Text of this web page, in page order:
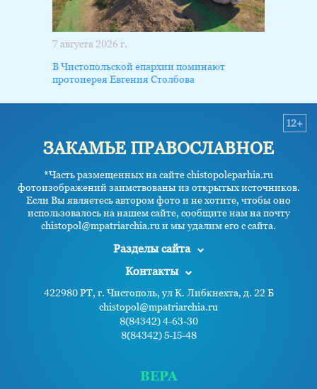
7 августа 2026 г.
В Чистопольской епархии поминают
протоиерея Евгения Столбова
ЗАКАМЬЕ ПРАВОСЛАВНОЕ
*Часть размещенных на сайте chistopoleparhia.ru
фотоизображений заимствованы из открытых источников.
Если Вы являетесь автором фото и не хотите, чтобы оно
использовалось на нашем сайте, сообщите нам на почту
chistopol@mpatriarchia.ru и мы удалим его с сайта.
12+
Разделы сайта
Контакты
422980 РТ, г. Чистополь, ул К. Либкнехта, д. 22 Б
chistopol@mpatriarchia.ru
8(84342) 4-63-30
8(84342) 5-15-48
ВЕРА